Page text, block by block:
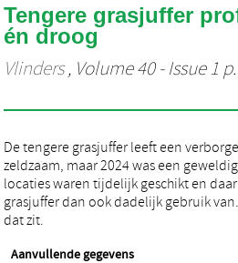
Tengere grasjuffer
én droog
Vlinders, Volume 40 - Issue 1
De tengere grasjuffer leeft een
zeldzaam, maar 2024 was een
locaties waren tijdelijk geschikt en
grasjuffer dan ook dadelijk gebruik
dat zit.
Aanvullende gegevens